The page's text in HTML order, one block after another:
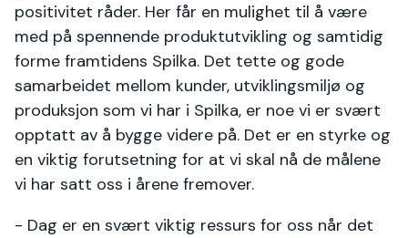
positivitet råder. Her får en mulighet til å være
med på spennende produktutvikling og samtidig
forme framtidens Spilka. Det tette og gode
samarbeidet mellom kunder, utviklingsmiljø og
produksjon som vi har i Spilka, er noe vi er svært
opptatt av å bygge videre på. Det er en styrke og
en viktig forutsetning for at vi skal nå de målene
vi har satt oss i årene fremover.
- Dag er en svært viktig ressurs for oss når det